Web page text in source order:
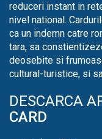
reduceri instant in
nivel national.
ca un indemn catre
tara, sa
deosebite si
cultural-turistice, si
DESCARCA
CARD